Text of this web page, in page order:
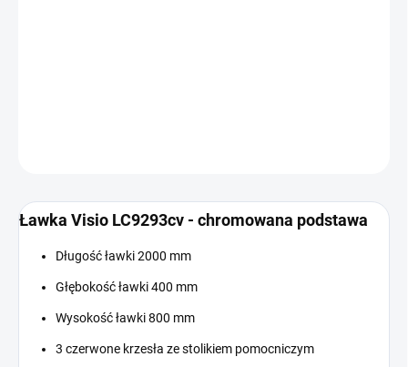
Ławka Visio LC9293cv - chromowana podstawa
Długość ławki 2000 mm
Głębokość ławki 400 mm
Wysokość ławki 800 mm
3 czerwone krzesła ze stolikiem pomocniczym